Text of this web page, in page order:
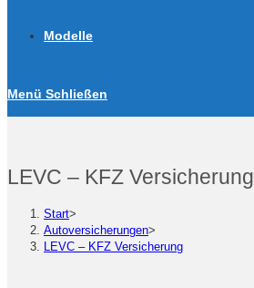
Modelle
Menü Schließen
LEVC – KFZ Versicherung
Start>
Autoversicherungen>
LEVC – KFZ Versicherung